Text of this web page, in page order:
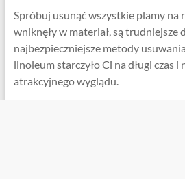
Spróbuj usunąć wszystkie plamy na
wniknęły w materiał, są trudniejsze
najbezpieczniejsze metody
linoleum starczyło Ci na długi czas i
atrakcyjnego wyglądu.